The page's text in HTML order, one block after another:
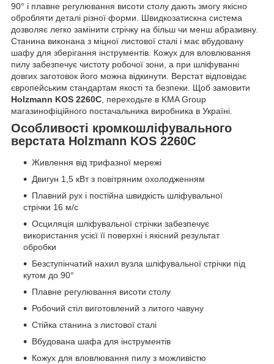
90° і плавне регулювання висоти столу дають змогу якісно
обробляти деталі різної форми. Швидкозатискна система
дозволяє легко замінити стрічку на більш чи менш абразивну.
Станина виконана з міцної листової сталі і має вбудовану
шафу для зберігання інструментів. Кожух для вловлювання
пилу забезпечує чистоту робочої зони, а при шліфуванні
довгих заготовок його можна відкинути. Верстат відповідає
європейським стандартам якості та безпеки. Щоб замовити
Holzmann KOS 2260C , переходьте в KMA Group
магазинофіційного постачальника виробника в Україні.
Особливості кромкошліфувального
верстата Holzmann KOS 2260C
Живлення від трифазної мережі
Двигун 1,5 кВт з повітряним охолодженням
Плавний рух і постійна швидкість шліфувальної
стрічки 16 м/с
Осциляція шліфувальної стрічки забезпечує
використання усієї її поверхні і якісний результат
обробки
Безступінчатий нахил вузла шліфувальної стрічки під
кутом до 90°
Плавне регулювання висоти столу
Робочий стіл виготовлений з литого чавуну
Стійка станина з листової сталі
Вбудована шафа для інструментів
Кожух для вловлювання пилу з можливістю